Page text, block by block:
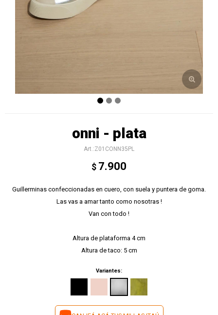
onni - plata
Z01CONN35PL
$ 7.900
Guillerminas confeccionadas en cuero, con suela y puntera de goma.
Las vas a amar tanto como nosotras !
Van con todo !
Altura de plataforma 4 cm
Altura de taco: 5 cm
Variantes: